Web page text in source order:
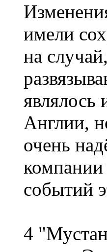
имели
на
являлось
Англии,
очень
событий
4